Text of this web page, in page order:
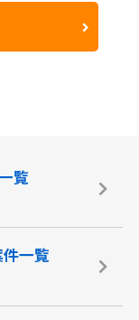
覧
一覧